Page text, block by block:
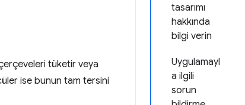
tasarımı
hakkında
bilgi verin
Uygulamayl
a ilgili
sorun
tüketir veya
ise bunun tam tersini